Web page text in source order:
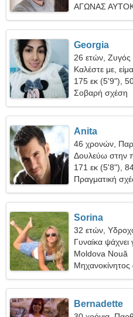
ΑΓΩΝΑΣ
Georgia
26 ετών, Ζυγός
Καλέστε με,
175 εκ (5'9"),
Σοβαρή σχέση
Anita
46 χρονών,
Δουλεύω στην
πνευματώδη
171 εκ (5'8"),
Πραγματική
Sorina
32 ετών,
Γυναίκα ψάχνει
Moldova Nouă
Μηχανοκίνητος
Bernadette